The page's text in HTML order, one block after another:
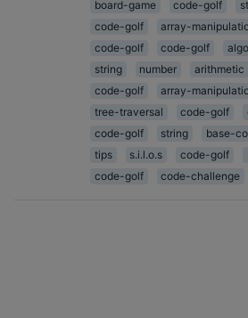
board-game code-golf
code-golf
array-
code-golf
code-golf
string
number arithmetic
code-golf
array-
tree-traversal
code-golf
code-golf
string base-
tips
s.i.l.o.s code-golf
code-golf
code-challenge